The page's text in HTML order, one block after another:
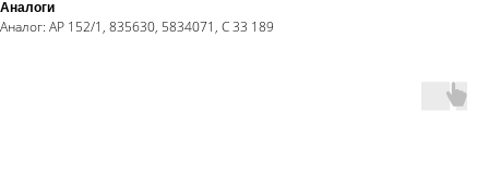
Аналоги
Аналог: AP 152/1, 835630, 5834071, C 33 189